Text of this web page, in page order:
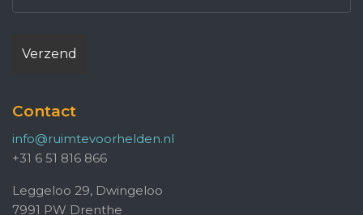
Contact
info@ruimtevoorhelden.nl
+31 6 51 816 866
Leggeloo 29, Dwingeloo
7991 PW Drenthe